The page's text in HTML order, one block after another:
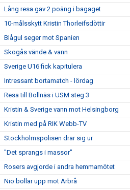
Lång resa gav 2 poäng i bagaget
10-målsskytt Kristin Thorleifsdòttir
Blågul seger mot Spanien
Skogås vände & vann
Sverige U16 fick kapitulera
Intressant bortamatch - lördag
Resa till Bollnäs i USM steg 3
Kristin & Sverige vann mot Helsingborg
Kristin med på RIK Webb-TV
Stockholmspolisen drar sig ur
"Det sprangs i massor"
Rosers avgjorde i andra hemmamötet
Nio bollar upp mot Arbrå